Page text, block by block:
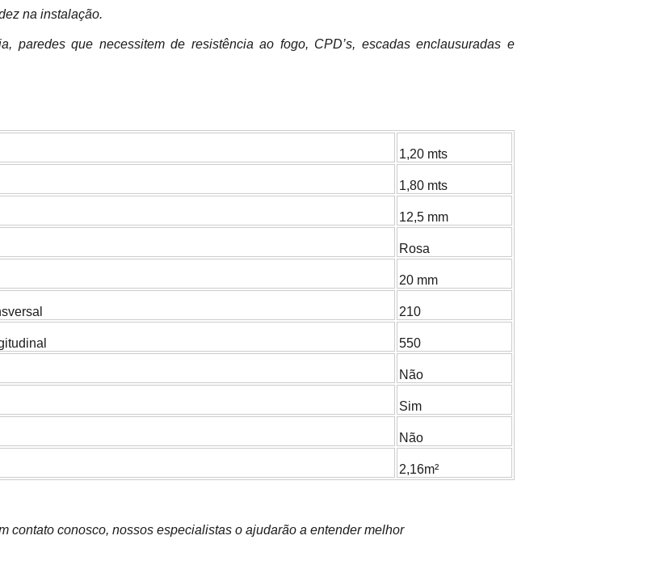
na instalação.
paredes que necessitem de resistência ao fogo, CPD’s, escadas enclausuradas e
1,20 mts
1,80 mts
12,5 mm
Rosa
20 mm
210
550
Não
Sim
Não
2,16m²
contato conosco, nossos especialistas o ajudarão a entender melhor